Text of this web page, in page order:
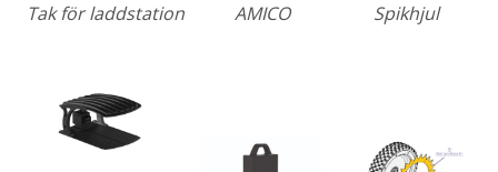
Tak för laddstation AMICO Spikhjul